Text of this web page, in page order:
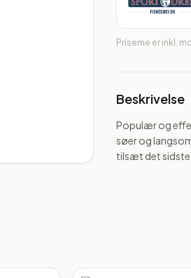
Priserne er inkl.
Beskrivelse
Populær og
søer og
tilsæt det sidste